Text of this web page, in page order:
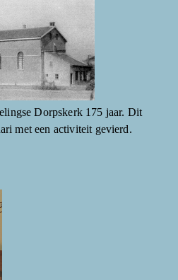
Dorpskerk 175 jaar. Dit
met een activiteit gevierd.